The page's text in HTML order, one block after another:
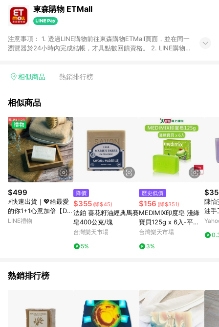
東森購物 ETMall
注意事項： 1. 透過LINE購物前往東森購物ETMall頁面，並在同一
瀏覽器於24小時內完成結帳，才具點數回饋資格。 2. LINE購物
單，皆不在點數回饋範圍內。 3. 如購買以下類別商品，將無法獲
球嚴選、商城、專案商品、「草莓網」全館商品。 4. 如取消訂
回饋。 5. 點數回饋會扣除所有折扣優惠後之最終發票金額計算，
實際回饋請依LINE購物通知為主。 6. 訂單如有使用東森購物
ETMall站內之折扣優惠(包含但不限於東森幣、樂透金、東森現金
券等)，不具點數回饋資格。詳細請依東森購物ETMall之結帳頁面
顯示為準。 7. LINE購物設有「單一商品最高回饋點數」機制(特
殊活動時開放「回饋無上限」)，以同一訂單中同一商品不論件數
計算，並依訂單成立時間當下LINE購物所設定的回饋機制為準。
8. LINE購物為購物資訊整合性平台，商品資料更新會有時間差，
如顯示之商品規格、顏色、價位、贈品與東森購物ETMall銷售網
頁不符，以銷售網頁標示為準。 9. 若有贈點爭議，請務必於訂單
日期+180天以內至LINE購物客服洽詢；若超過180天(含)以上進
行申訴，恕無法贈點回饋。 10. 部分點數紅包僅限指定商品使
用，或不適用於無回饋商品。各點數紅包之適用商品與使用條件
請依點數紅包頁面規則為準。
相似商品 熱銷排行榜
相似商品
$499
⚡快速出貨｜💖給最愛
的你1+1心意加倍【DA
MPA】法國普羅旺斯馬
LINE禮物
降價
$355 (降$45)
法鉑 葵花籽油經典馬賽
皂400公克/塊
台灣樂天市場
5%
歷史低價
$156 (降$351)
MEDIMIX印度皂 淺綠
寶貝125g x 6入-平行
輸入【愛買】
台灣樂天市場
3%
陳怡
油手
g
熱銷排行榜